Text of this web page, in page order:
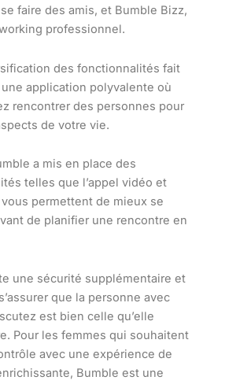
faire des amis, et Bumble Bizz,
professionnel.
des fonctionnalités fait
application polyvalente où
rencontrer des personnes pour
de votre vie.
a mis en place des
telles que l’appel vidéo et
vous permettent de mieux se
de planifier une rencontre en
une sécurité supplémentaire et
que la personne avec
est bien celle qu’elle
Pour les femmes qui souhaitent
avec une expérience de
Bumble est une